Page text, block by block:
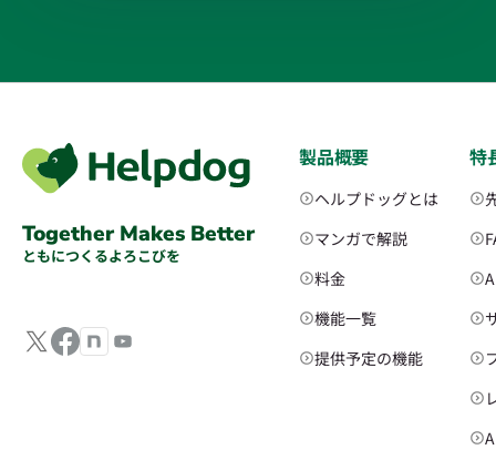
Together Makes Better
ともにつくるよろこびを
製品概要
ヘルプドッグとは
マンガで解説
料金
機能一覧
提供予定の機能
特